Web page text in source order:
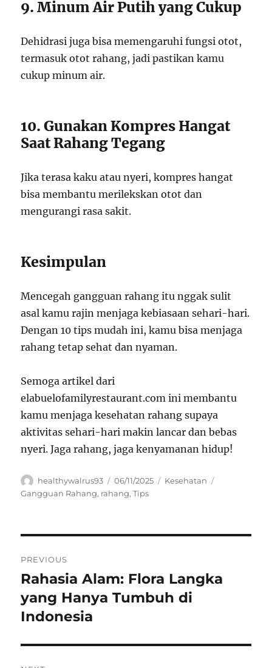
9. Minum Air Putih yang Cukup
Dehidrasi juga bisa memengaruhi fungsi otot,
termasuk otot rahang, jadi pastikan kamu
cukup minum air.
10. Gunakan Kompres Hangat
Saat Rahang Tegang
Jika terasa kaku atau nyeri, kompres hangat
bisa membantu merilekskan otot dan
mengurangi rasa sakit.
Kesimpulan
Mencegah gangguan rahang itu nggak sulit
asal kamu rajin menjaga kebiasaan sehari-hari.
Dengan 10 tips mudah ini, kamu bisa menjaga
rahang tetap sehat dan nyaman.
Semoga artikel dari
elabuelofamilyrestaurant.com ini membantu
kamu menjaga kesehatan rahang supaya
aktivitas sehari-hari makin lancar dan bebas
nyeri. Jaga rahang, jaga kenyamanan hidup!
Author
healthywalrus93
Posted
on
06/11/2025 Categories
Kesehatan
Gangguan Rahang, rahang,Tips
pos
PREVIOUS
Previous
post:
Rahasia Alam: Flora Langka
yang Hanya Tumbuh di
Indonesia